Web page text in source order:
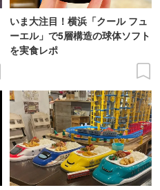
いま大注目！横浜「クール フュ
ーエル」で5層構造の球体ソフト
を実食レポ